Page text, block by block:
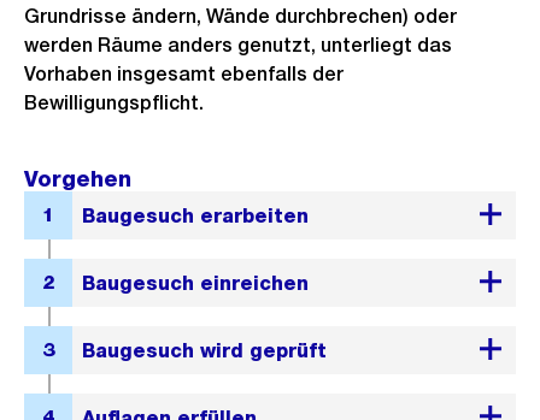
Grundrisse ändern, Wände durchbrechen) oder
werden Räume anders genutzt, unterliegt das
Vorhaben insgesamt ebenfalls der
Bewilligungspflicht.
Vorgehen